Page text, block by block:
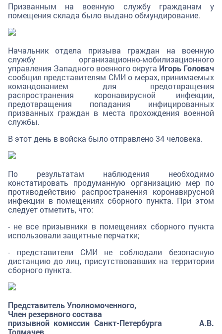
Призванным на военную службу гражданам у
помещения склада было выдано обмундирование.
Начальник отдела призыва граждан на военную
службу организационно-мобилизационного
управления Западного военного округа Игорь Головач
сообщил представителям СМИ о мерах, принимаемых
командованием для предотвращения
распространения коронавирусной инфекции,
предотвращения попадания инфицированных
призванных граждан в места прохождения военной
службы.
В этот день в войска было отправлено 34 человека.
По результатам наблюдения необходимо
констатировать продуманную организацию мер по
противодействию распространения коронавирусной
инфекции в помещениях сборного пункта. При этом
следует отметить, что:
- не все призывники в помещениях сборного пункта
использовали защитные перчатки;
- представители СМИ не соблюдали безопасную
дистанцию до лиц, присутствовавших на территории
сборного пункта.
Представитель Уполномоченного,
Член резервного состава
призывной комиссии Санкт-Петербурга
А.В.
Толмачев